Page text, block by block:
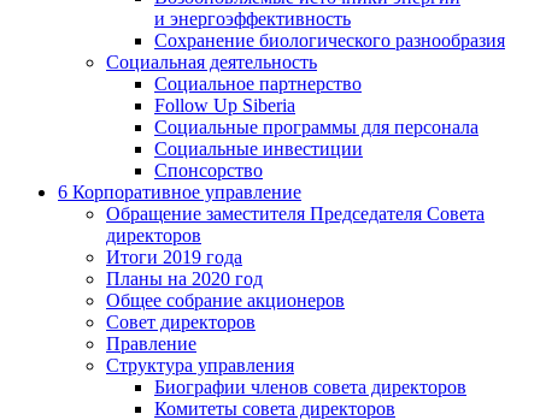
и энергоэффективность
Сохранение биологического разнообразия
Социальная деятельность
Социальное партнерство
Follow Up Siberia
Социальные программы для персонала
Социальные инвестиции
Спонсорство
6 Корпоративное управление
Обращение заместителя Председателя Совета
директоров
Итоги 2019 года
Планы на 2020 год
Общее собрание акционеров
Совет директоров
Правление
Структура управления
Биографии членов совета директоров
Комитеты совета директоров